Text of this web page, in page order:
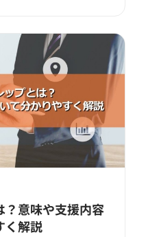
？意味や支援内容
く解説